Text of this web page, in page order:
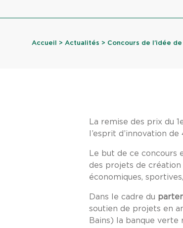
Accueil > Actualités > Concours de l’idée
La remise des prix du
l’esprit d’innovation
Le but de ce concours
des projets de création
économiques,
Dans le cadre du
soutien de projets en
Bains) la banque verte